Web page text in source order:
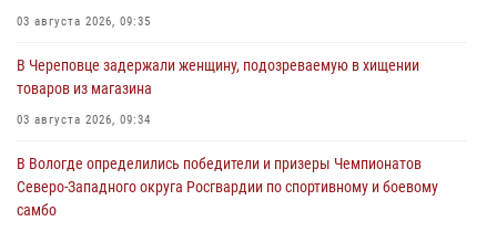
03 августа 2026, 09:35
В Череповце задержали женщину, подозреваемую в хищении
товаров из магазина
03 августа 2026, 09:34
В Вологде определились победители и призеры Чемпионатов
Северо-Западного округа Росгвардии по спортивному и боевому
самбо